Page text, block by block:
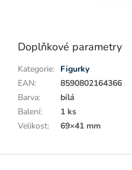
Doplňkové parametry
Kategorie: Figurky
EAN:
8590802164366
Barva:
bílá
Balení:
1 ks
Velikost: 69×41 mm
Z